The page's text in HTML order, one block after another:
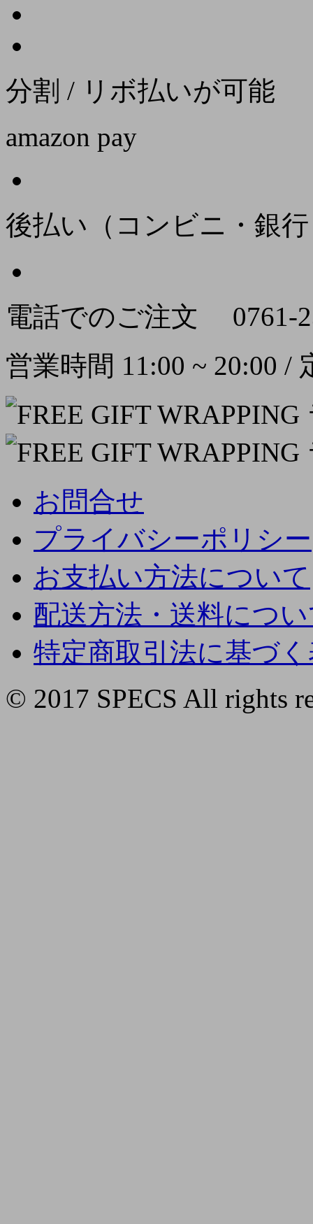
分割 / リボ払いが可能
amazon pay
後払い（コンビニ・銀
電話でのご注文
0761-
営業時間 11:00 ~ 20:00 /
お問合せ
プライバシーポリシー
お支払い方法について
配送方法・送料につ
特定商取引法に基づ
© 2017 SPECS All rights